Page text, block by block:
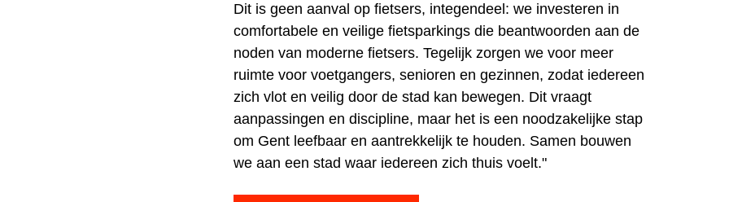
Dit is geen aanval op fietsers, integendeel: we investeren in
comfortabele en veilige fietsparkings die beantwoorden aan de
noden van moderne fietsers. Tegelijk zorgen we voor meer
ruimte voor voetgangers, senioren en gezinnen, zodat iedereen
zich vlot en veilig door de stad kan bewegen. Dit vraagt
aanpassingen en discipline, maar het is een noodzakelijke stap
om Gent leefbaar en aantrekkelijk te houden. Samen bouwen
we aan een stad waar iedereen zich thuis voelt."